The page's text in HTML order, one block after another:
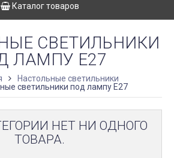
Каталог товаров
СВЕТИЛЬНИКИ
ЛАМПУ E27
Настольные светильники
светильники под лампу E27
НЕТ НИ ОДНОГО
ТОВАРА.